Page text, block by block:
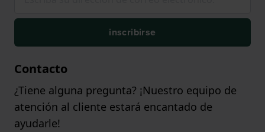
inscribirse
Contacto
¿Tiene alguna pregunta? ¡Nuestro equipo de
atención al cliente estará encantado de
ayudarle!